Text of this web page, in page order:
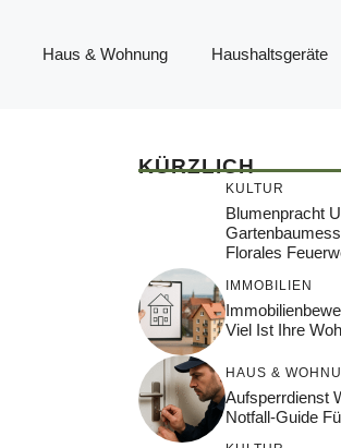
Haus & Wohnung Haushaltsgeräte
KÜRZLICH
KULTUR
Blumenpracht
Florales
IMMOBILIEN
Viel Ist Ihre
HAUS &
Aufsperrdienst
Notfall-Guide